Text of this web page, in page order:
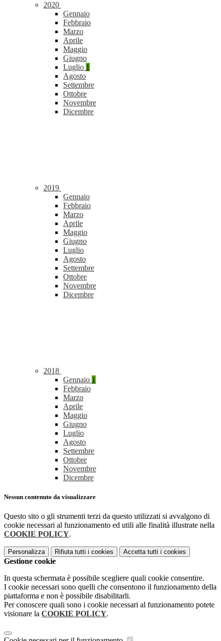
2020
Gennaio
Febbraio
Marzo
Aprile
Maggio
Giugno
Luglio 1
Agosto
Settembre
Ottobre
Novembre
Dicembre
2019
Gennaio
Febbraio
Marzo
Aprile
Maggio
Giugno
Luglio
Agosto
Settembre
Ottobre
Novembre
Dicembre
2018
Gennaio 1
Febbraio
Marzo
Aprile
Maggio
Giugno
Luglio
Agosto
Settembre
Ottobre
Novembre
Dicembre
Nessun contenuto da visualizzare
Questo sito o gli strumenti terzi da questo utilizzati si avvalgono di
cookie necessari al funzionamento ed utili alle finalità illustrate nella
COOKIE POLICY.
Personalizza Rifiuta tutti i cookies Accetta tutti i cookies
Gestione cookie
In questa schermata è possibile scegliere quali cookie consentire.
I cookie necessari sono quelli che consentono il funzionamento della
piattaforma e non è possibile disabilitarli.
Per conoscere quali sono i cookie necessari al funzionamento potete
visionare la COOKIE POLICY.